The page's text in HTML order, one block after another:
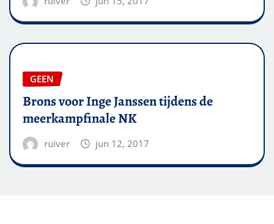
GEEN
Brons voor Inge Janssen tijdens de
meerkampfinale NK
ruiver jun 12, 2017